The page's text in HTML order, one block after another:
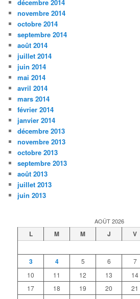
décembre 2014
novembre 2014
octobre 2014
septembre 2014
août 2014
juillet 2014
juin 2014
mai 2014
avril 2014
mars 2014
février 2014
janvier 2014
décembre 2013
novembre 2013
octobre 2013
septembre 2013
août 2013
juillet 2013
juin 2013
AOÛT 2026
L M M J V
3
4 5 6 7
10
11 12 13 14
17
18 19 20 21